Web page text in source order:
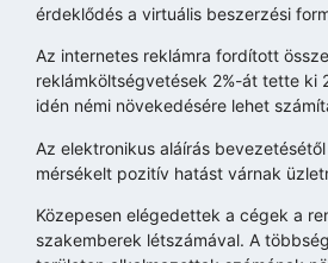
érdeklődés a virtuális beszerzési
Az internetes reklámra fordított
reklámköltségvetések 2%-át tette ki
idén némi növekedésére lehet
Az elektronikus aláírás
mérsékelt pozitív hatást várnak
Közepesen elégedettek a cégek a
szakemberek létszámával. A